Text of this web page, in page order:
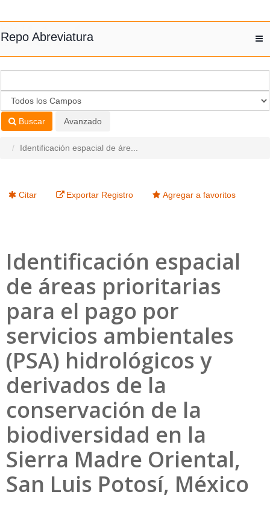
Repo Abreviatura
Buscar Avanzado
Identificación espacial de áre...
Citar Exportar Registro Agregar a favoritos
Identificación espacial
de áreas prioritarias
para el pago por
servicios ambientales
(PSA) hidrológicos y
derivados de la
conservación de la
biodiversidad en la
Sierra Madre Oriental,
San Luis Potosí, México